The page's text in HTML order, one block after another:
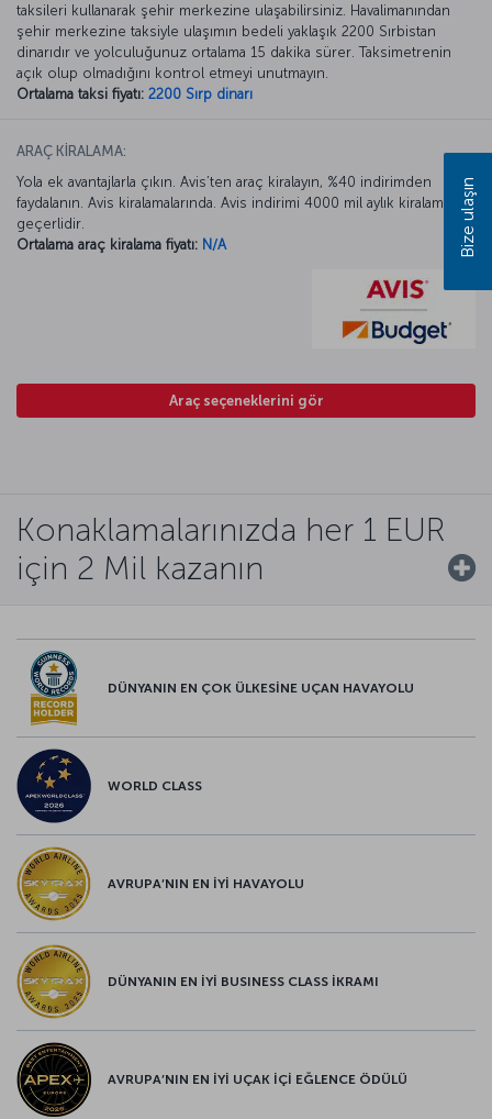
taksileri kullanarak şehir merkezine ulaşabilirsiniz. Havalimanından
şehir merkezine taksiyle ulaşımın bedeli yaklaşık 2200 Sırbistan
dinarıdır ve yolculuğunuz ortalama 15 dakika sürer. Taksimetrenin
açık olup olmadığını kontrol etmeyi unutmayın.
Ortalama taksi fiyatı: 2200 Sırp dinarı
ARAÇ KİRALAMA:
Yola ek avantajlarla çıkın. Avis’ten araç kiralayın, %40 indirimden
faydalanın. Avis kiralamalarında. Avis indirimi 4000 mil aylık kiralamada
geçerlidir.
Ortalama araç kiralama fiyatı: N/A
Araç seçeneklerini gör
Konaklamalarınızda her 1 EUR
için 2 Mil kazanın
DÜNYANIN EN ÇOK ÜLKESİNE UÇAN HAVAYOLU
WORLD CLASS
AVRUPA’NIN EN İYİ HAVAYOLU
DÜNYANIN EN İYİ BUSINESS CLASS İKRAMI
AVRUPA’NIN EN İYİ UÇAK İÇİ EĞLENCE ÖDÜLÜ
Bize ulaşın